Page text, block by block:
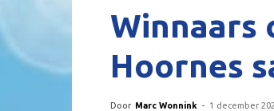
Winnaars
Hoornes
Door Marc Wonnink - 1 december